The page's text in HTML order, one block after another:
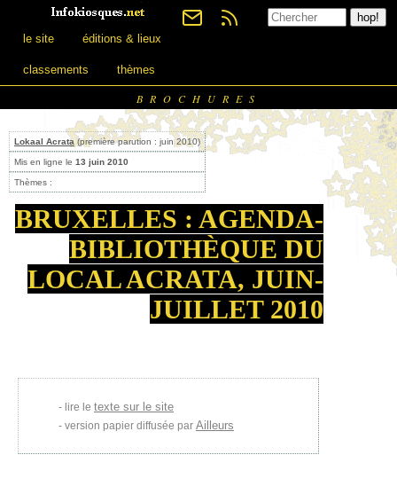
le site éditions & lieux
classements thèmes
BROCHURES
Lokaal Acrata (première parution : juin 2010)
Mis en ligne le 13 juin 2010
Thèmes :
BRUXELLES : AGENDA-
BIBLIOTHÈQUE DU
LOCAL ACRATA, JUIN-
JUILLET 2010
lire le texte sur le site
version papier diffusée par Ailleurs